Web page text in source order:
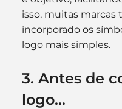
isso, muitas
incorporado os
logo mais simples.
3. Antes de
logo…